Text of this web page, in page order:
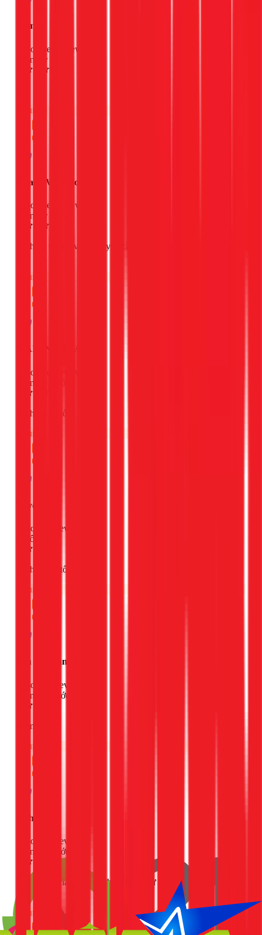
Lam
Google Review
3 ngày trước
Chung
Quang Vinh Do
Google Review
4 ngày trước
Dịch vụ nhanh và đúng yêu cầu. Thợ tay nghề
Chung
MAI ANH TUAN
Google Review
4 ngày trước
Dịch vụ rất tốt!
Chung
Tuyết Nga
Google Review
Hôm qua
Dịch vụ rất tốt!
Chung
Son Le khanh Manh
Google Review
2 ngày trước
nhanh gọn
Chung
Anh Tuấn
Google Review
2 ngày trước
Nhân viên thân thiện và hòa đồng, xử lý tình huống nhanh
Chung